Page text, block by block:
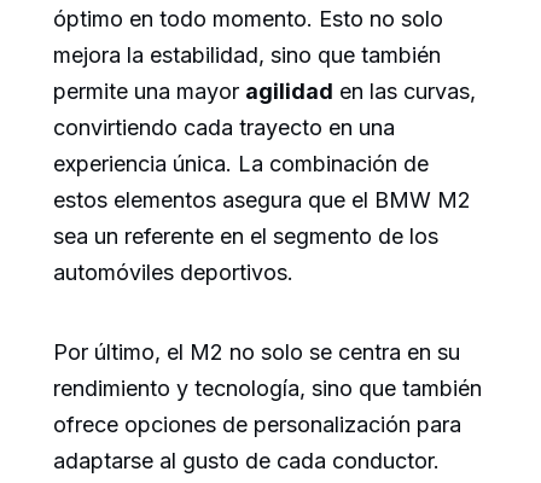
óptimo en todo momento. Esto no solo
mejora la estabilidad, sino que también
permite una mayor agilidad en las curvas,
convirtiendo cada trayecto en una
experiencia única. La combinación de
estos elementos asegura que el BMW M2
sea un referente en el segmento de los
automóviles deportivos.
Por último, el M2 no solo se centra en su
rendimiento y tecnología, sino que también
ofrece opciones de personalización para
adaptarse al gusto de cada conductor.